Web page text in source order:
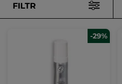
FILTR
-29%